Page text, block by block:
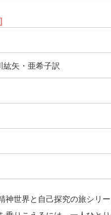
矢・亜希子訳
世界と自己探究の旅シリー